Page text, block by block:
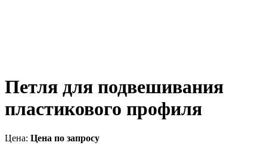
Петля для подвешивания
пластикового профиля
Цена: Цена по запросу